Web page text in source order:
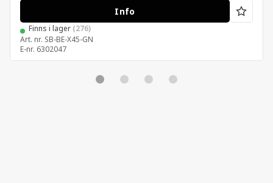
Info
Finns i lager (276)
Art. nr. SB-BE-X45-GN
E-nr. 6302047